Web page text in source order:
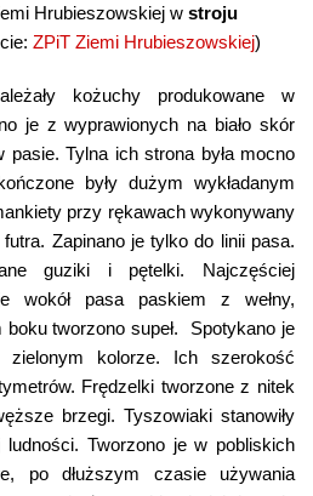
Hrubieszowskiej w stroju
ZPiT Ziemi Hrubieszowskiej)
kożuchy produkowane w
je z wyprawionych na biało skór
pasie. Tylna ich strona była mocno
były dużym wykładanym
przy rękawach wykonywany
Zapinano je tylko do linii pasa.
guziki i pętelki. Najczęściej
wokół pasa paskiem z wełny,
tworzono supeł. Spotykano je
kolorze. Ich szerokość
Frędzelki tworzone z nitek
brzegi. Tyszowiaki stanowiły
ludności. Tworzono je w pobliskich
po dłuższym czasie używania